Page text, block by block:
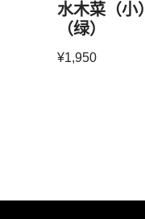
水木菜（小
（绿）
¥1,950